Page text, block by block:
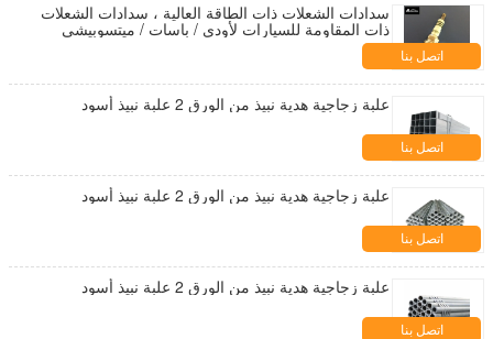
سدادات الشعلات ذات الطاقة العالية ، سدادات الشعلات
ذات المقاومة للسيارات لأودي / باسات / ميتسوبيشي
K7RTC اتصل بنا
علبة زجاجية هدية نبيذ من الورق 2 علبة نبيذ أسود
اتصل بنا
علبة زجاجية هدية نبيذ من الورق 2 علبة نبيذ أسود
اتصل بنا
علبة زجاجية هدية نبيذ من الورق 2 علبة نبيذ أسود
اتصل بنا